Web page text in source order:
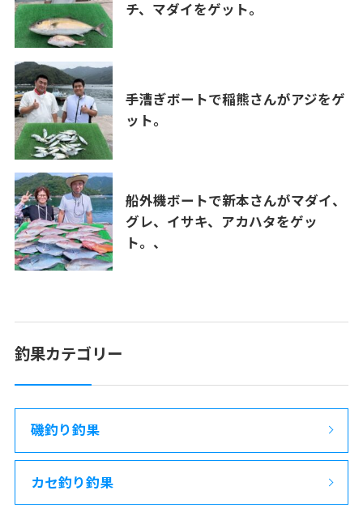
チ、マダイをゲット。
手漕ぎボートで稲熊さんがアジをゲ
ット。
船外機ボートで新本さんがマダイ、
グレ、イサキ、アカハタをゲッ
ト。、
釣果カテゴリー
磯釣り釣果
カセ釣り釣果